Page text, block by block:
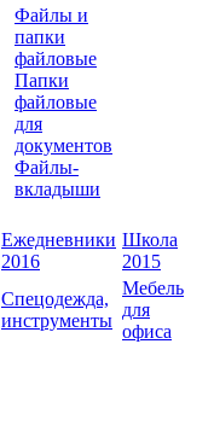
Файлы и
папки
файловые
Папки
файловые
для
документов
Файлы-
вкладыши
Ежедневники
2016
Школа
2015
Спецодежда,
инструменты
Мебель
для
офиса